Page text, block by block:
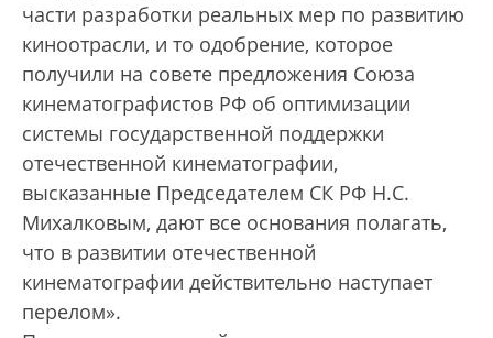
части разработки реальных мер по развитию
киноотрасли, и то одобрение, которое
получили на совете предложения Союза
кинематографистов РФ об оптимизации
системы государственной поддержки
отечественной кинематографии,
высказанные Председателем СК РФ Н.С.
Михалковым, дают все основания полагать,
что в развитии отечественной
кинематографии действительно наступает
перелом».